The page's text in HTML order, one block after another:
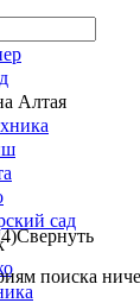
Алтая
сад
Свернуть
поиска